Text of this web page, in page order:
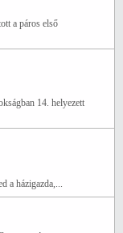
a páros első
14. helyezett
a házigazda,...